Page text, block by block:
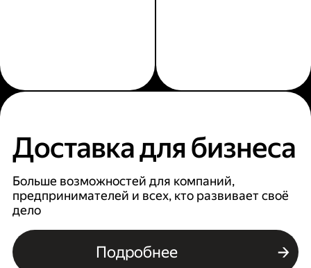
Доставка для бизнеса
Больше возможностей для компаний,
предпринимателей и всех, кто развивает своё
дело
Подробнее